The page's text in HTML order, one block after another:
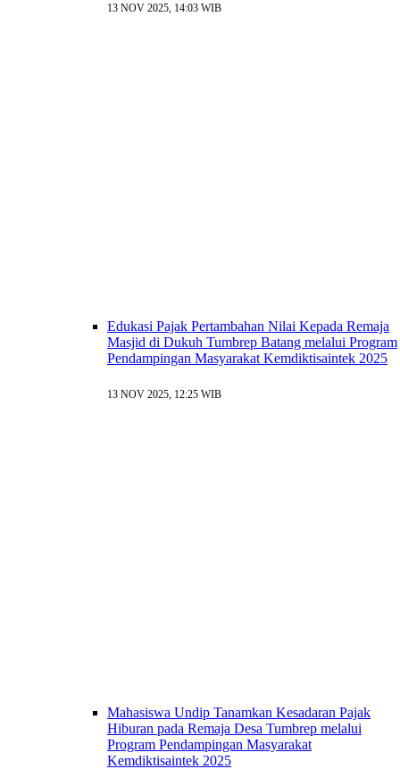
13 NOV 2025, 14:03 WIB
Edukasi Pajak Pertambahan Nilai Kepada Remaja
Masjid di Dukuh Tumbrep Batang melalui Program
Pendampingan Masyarakat Kemdiktisaintek 2025
13 NOV 2025, 12:25 WIB
Mahasiswa Undip Tanamkan Kesadaran Pajak
Hiburan pada Remaja Desa Tumbrep melalui
Program Pendampingan Masyarakat
Kemdiktisaintek 2025